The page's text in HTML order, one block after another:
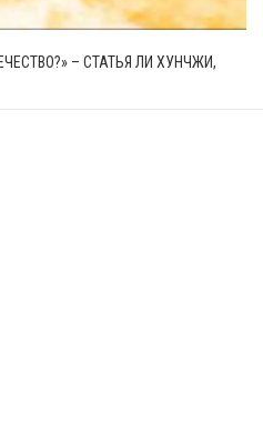
– СТАТЬЯ ЛИ ХУНЧЖИ,